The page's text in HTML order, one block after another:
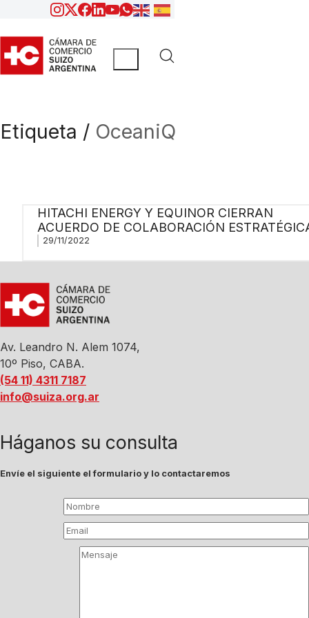
Etiqueta / OceaniQ
HITACHI ENERGY Y EQUINOR CIERRAN
ACUERDO DE COLABORACIÓN
29/11/2022
Av. Leandro N. Alem 1074,
10º Piso, CABA.
(54 11) 4311 7187
info@suiza.org.ar
Háganos su consulta
Envíe el siguiente el formulario y lo contactaremos